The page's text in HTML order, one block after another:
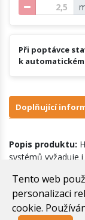
Tento web
personalizaci
cookie.
Při poptávce
k
Doplňující
Popis produktu:
systémů vyžaduje